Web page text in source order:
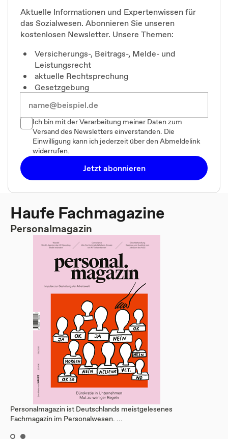
Aktuelle Informationen und Expertenwissen für
das Sozialwesen. Abonnieren Sie unseren
kostenlosen Newsletter. Unsere Themen:
Versicherungs-, Beitrags-, Melde- und
Leistungsrecht
aktuelle Rechtsprechung
Gesetzgebung
Ich bin mit der Verarbeitung meiner Daten zum
Versand des Newsletters einverstanden. Die
Einwilligung kann ich jederzeit über den Abmeldelink
widerrufen.
Jetzt abonnieren
Haufe Fachmagazine
Personalmagazin
Personalmagazin ist Deutschlands meistgelesenes
Fachmagazin im Personalwesen. ...